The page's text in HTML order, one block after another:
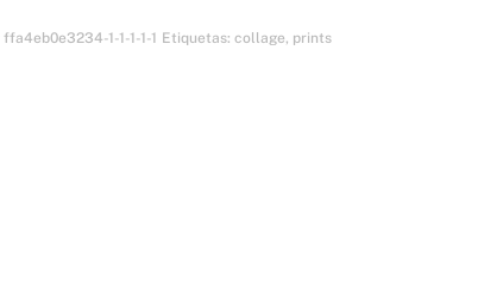
ffa4eb0e3234-1-1-1-1-1 Etiquetas: collage, prints